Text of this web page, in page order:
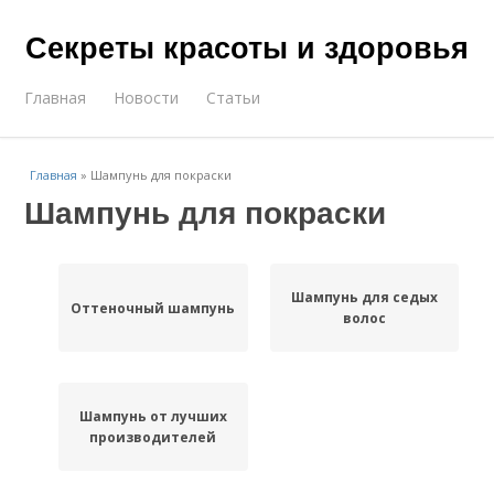
Секреты красоты и здоровья
Главная Новости Статьи
Главная » Шампунь для покраски
Шампунь для покраски
Оттеночный шампунь
Шампунь для седых
волос
Шампунь от лучших
производителей